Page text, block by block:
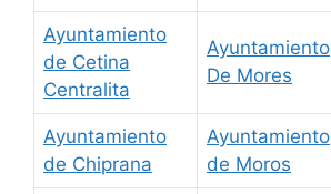
Ayuntamiento
de Cetina
Centralita
Ayuntamiento
De Mores
Ayuntamiento
de Chiprana
Ayuntamiento
de Moros